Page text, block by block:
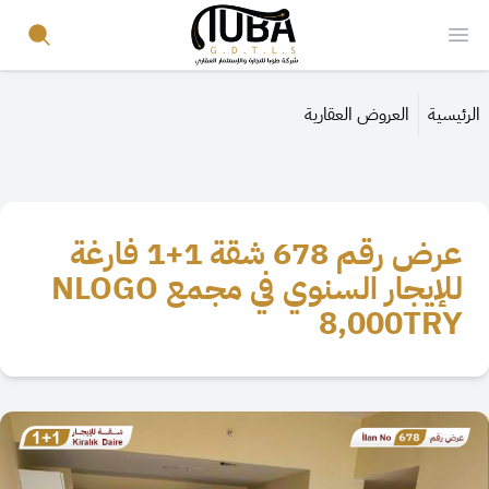
Open menu
Your Company
الرئيسية العروض العقارية
عرض رقم 678 شقة 1+1 فارغة
للإيجار السنوي في مجمع NLOGO
8,000TRY